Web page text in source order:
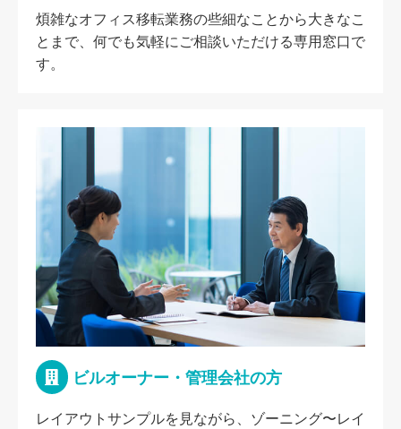
煩雑なオフィス移転業務の些細なことから大きなこ
とまで、何でも気軽にご相談いただける専用窓口で
す。
ビルオーナー・管理会社の方
レイアウトサンプルを見ながら、ゾーニング〜レイ